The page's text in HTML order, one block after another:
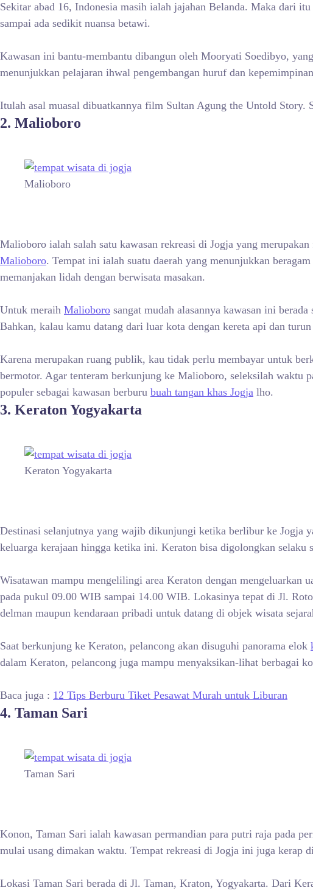
Sekitar abad 16, Indonesia masih ialah jajahan Belanda. Maka dari
sampai ada sedikit nuansa betawi.
Kawasan ini bantu-membantu dibangun oleh Mooryati Soedibyo,
menunjukkan pelajaran ihwal pengembangan huruf dan
Itulah asal muasal dibuatkannya film Sultan Agung the Untold Story.
2. Malioboro
Malioboro
Malioboro ialah salah satu kawasan rekreasi di Jogja yang
Malioboro. Tempat ini ialah suatu daerah yang menunjukkan
memanjakan lidah dengan berwisata masakan.
Untuk meraih Malioboro sangat mudah alasannya kawasan ini
Bahkan, kalau kamu datang dari luar kota dengan kereta api dan
Karena merupakan ruang publik, kau tidak perlu membayar untuk
bermotor. Agar tenteram berkunjung ke Malioboro, seleksilah waktu
populer sebagai kawasan berburu buah tangan khas Jogja lho.
3. Keraton Yogyakarta
Keraton Yogyakarta
Destinasi selanjutnya yang wajib dikunjungi ketika berlibur ke Jogja
keluarga kerajaan hingga ketika ini. Keraton bisa digolongkan selaku
Wisatawan mampu mengelilingi area Keraton dengan mengeluarkan
pada pukul 09.00 WIB sampai 14.00 WIB. Lokasinya tepat di Jl.
delman maupun kendaraan pribadi untuk datang di objek wisata
Saat berkunjung ke Keraton, pelancong akan disuguhi panorama elok
dalam Keraton, pelancong juga mampu menyaksikan-lihat berbagai
Baca juga : 12 Tips Berburu Tiket Pesawat Murah untuk Liburan
4. Taman Sari
Taman Sari
Konon, Taman Sari ialah kawasan permandian para putri raja pada
mulai usang dimakan waktu. Tempat rekreasi di Jogja ini juga kerap
Lokasi Taman Sari berada di Jl. Taman, Kraton, Yogyakarta. Dari